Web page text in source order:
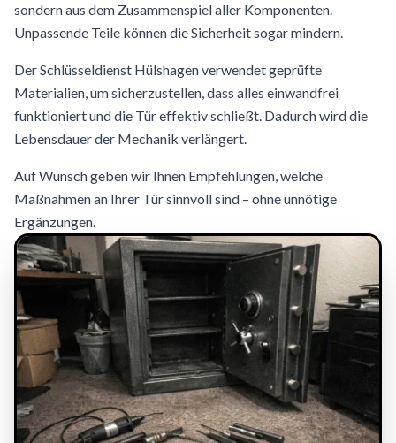
sondern aus dem Zusammenspiel aller Komponenten.
Unpassende Teile können die Sicherheit sogar mindern.
Der Schlüsseldienst Hülshagen verwendet geprüfte
Materialien, um sicherzustellen, dass alles einwandfrei
funktioniert und die Tür effektiv schließt. Dadurch wird die
Lebensdauer der Mechanik verlängert.
Auf Wunsch geben wir Ihnen Empfehlungen, welche
Maßnahmen an Ihrer Tür sinnvoll sind – ohne unnötige
Ergänzungen.